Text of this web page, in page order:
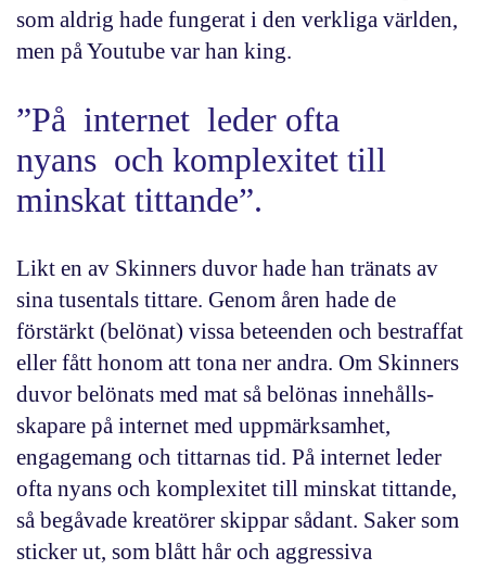
som aldrig hade fungerat i den verkliga världen,
men på Youtube var han king.
”På internet leder ofta
nyans och komplexitet till
minskat tittande”.
Likt en av Skinners duvor hade han tränats av
sina tusentals tittare. Genom åren hade de
förstärkt (belönat) vissa beteenden och bestraffat
eller fått honom att tona ner andra. Om Skinners
duvor belönats med mat så belönas innehålls­
skapare på internet med uppmärksamhet,
engagemang och tittarnas tid. På internet leder
ofta nyans och komplexitet till minskat tittande,
så begåvade kreatörer skippar sådant. Saker som
sticker ut, som blått hår och aggressiva